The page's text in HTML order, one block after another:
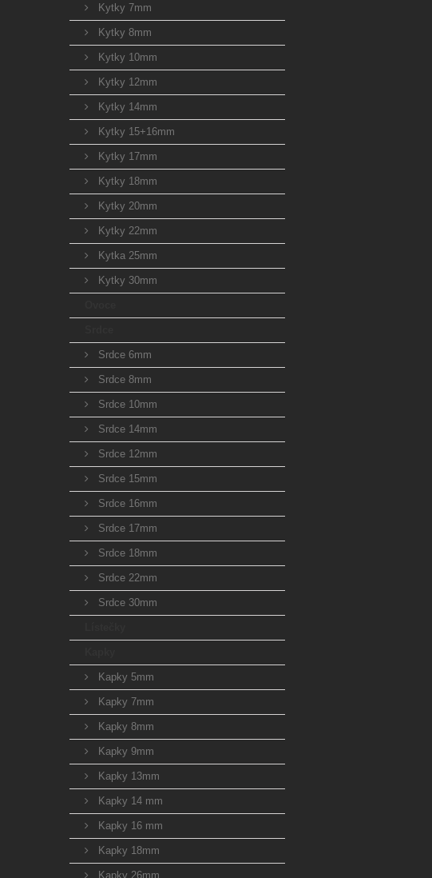
Kytky 7mm
Kytky 8mm
Kytky 10mm
Kytky 12mm
Kytky 14mm
Kytky 15+16mm
Kytky 17mm
Kytky 18mm
Kytky 20mm
Kytky 22mm
Kytka 25mm
Kytky 30mm
Srdce 6mm
Srdce 8mm
Srdce 10mm
Srdce 14mm
Srdce 12mm
Srdce 15mm
Srdce 16mm
Srdce 17mm
Srdce 18mm
Srdce 22mm
Srdce 30mm
Kapky 5mm
Kapky 7mm
Kapky 8mm
Kapky 9mm
Kapky 13mm
Kapky 14 mm
Kapky 16 mm
Kapky 18mm
Kapky 26mm